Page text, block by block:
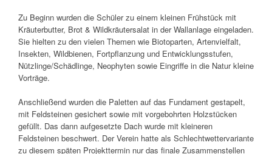
Zu Beginn wurden die Schüler zu einem kleinen Frühstück mit
Kräuterbutter, Brot & Wildkräutersalat in der Wallanlage eingeladen.
Sie hielten zu den vielen Themen wie Biotoparten, Artenvielfalt,
Insekten, Wildbienen, Fortpﬂanzung und Entwicklungsstufen,
Nützlinge/Schädlinge, Neophyten sowie Eingriﬀe in die Natur kleine
Vorträge.
Anschließend wurden die Paletten auf das Fundament gestapelt,
mit Feldsteinen gesichert sowie mit vorgebohrten Holzstücken
gefüllt. Das dann aufgesetzte Dach wurde mit kleineren
Feldsteinen beschwert. Der Verein hatte als Schlechtwettervariante
zu diesem späten Projekttermin nur das ﬁnale Zusammenstellen